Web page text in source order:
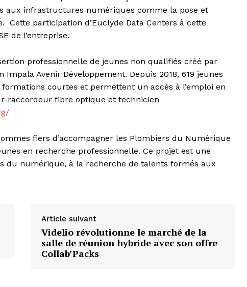
aux infrastructures numériques comme la pose et
Cette participation d’Euclyde Data Centers à cette
de l’entreprise.
professionnelle de jeunes non qualifiés créé par
Avenir Développement. Depuis 2018, 619 jeunes
courtes et permettent un accès à l’emploi en
raccordeur fibre optique et technicien
fiers d’accompagner les Plombiers du Numérique
en recherche professionnelle. Ce projet est une
du numérique, à la recherche de talents formés aux
Article suivant
Videlio révolutionne le marché de la
salle de réunion hybride avec son offre
Collab’Packs